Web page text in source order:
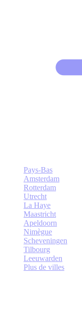
Pays-Bas
Amsterdam
Rotterdam
Utrecht
La Haye
Maastricht
Apeldoorn
Nimègue
Scheveningen
Tilbourg
Leeuwarden
Plus de villes